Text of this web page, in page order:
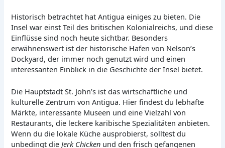
Historisch betrachtet hat Antigua einiges zu bieten. Die
Insel war einst Teil des britischen Kolonialreichs, und diese
Einflüsse sind noch heute sichtbar. Besonders
erwähnenswert ist der historische Hafen von Nelson’s
Dockyard, der immer noch genutzt wird und einen
interessanten Einblick in die Geschichte der Insel bietet.
Die Hauptstadt St. John’s ist das wirtschaftliche und
kulturelle Zentrum von Antigua. Hier findest du lebhafte
Märkte, interessante Museen und eine Vielzahl von
Restaurants, die leckere karibische Spezialitäten anbieten.
Wenn du die lokale Küche ausprobierst, solltest du
unbedingt dieJerk Chicken und den frisch gefangenen